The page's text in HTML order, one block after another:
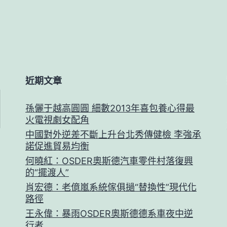
近期文章
孫儷于越高圓圓 細數2013年喜包養心得最
火電視劇女配角
中國對外逆差不斷上升台北秀傳健檢 李強承
諾促進貿易均衡
何曉紅：OSDER奧斯德汽車零件村落復興
的“擺渡人”
肖宏德：老億嵐系統傢俱撾“替換性”現代化
路徑
王永偉：暴雨OSDER奧斯德德系車夜中逆